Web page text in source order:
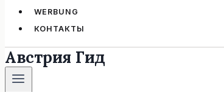
WERBUNG
КОНТАКТЫ
Австрия Гид